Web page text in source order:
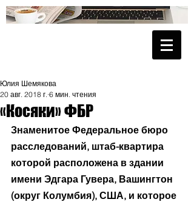
«Косяки» ФБР
Юлия Шемякова
20 авг. 2018 г. 6 мин. чтения
Знаменитое Федеральное бюро
расследований, штаб-квартира
которой расположена в здании
имени Эдгара Гувера, Вашингтон
(округ Колумбия), США, и которое